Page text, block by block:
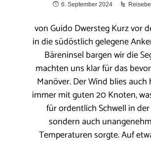
6. September 2024
von Guido Dwersteg Kurz vor
in die südöstlich gelegene
Bäreninsel bargen wir die
machten uns klar für das
Manöver. Der Wind blies auch
immer mit guten 20 Knoten,
für ordentlich Schwell in
sondern auch
Temperaturen sorgte. Auf